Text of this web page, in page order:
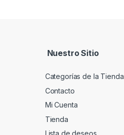
Nuestro Sitio
Categorías de la Tienda
Contacto
Mi Cuenta
Tienda